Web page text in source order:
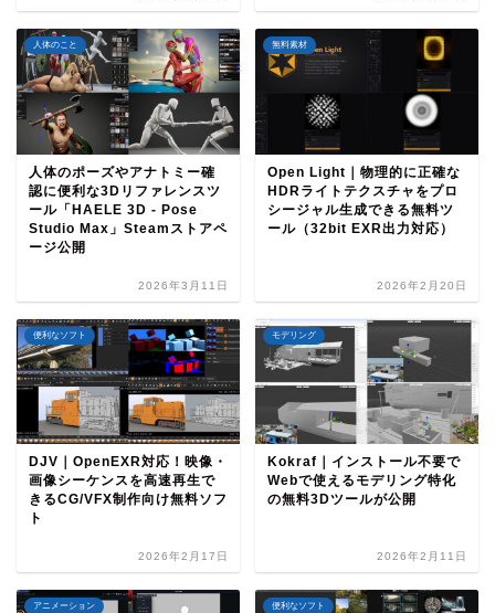
人体のこと
人体のポーズやアナトミー確
認に便利な3Dリファレンスツ
ール「HAELE 3D - Pose
Studio Max」Steamストアペ
ージ公開
2026年3月11日
無料素材
Open Light｜物理的に正確な
HDRライトテクスチャをプロ
シージャル生成できる無料ツ
ール（32bit EXR出力対応）
2026年2月20日
便利なソフト
DJV｜OpenEXR対応！映像・
画像シーケンスを高速再生で
きるCG/VFX制作向け無料ソフ
ト
2026年2月17日
モデリング
Kokraf｜インストール不要で
Webで使えるモデリング特化
の無料3Dツールが公開
2026年2月11日
アニメーション 便利なソフト